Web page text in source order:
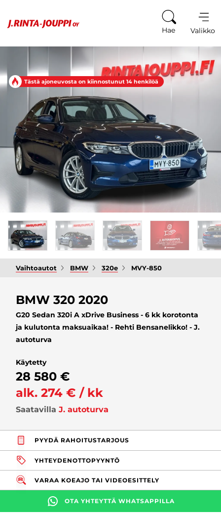
Hae Valikko
Tästä ajoneuvosta on kiinnostunut 14 henkilöä
Vaihtoautot BMW 320e MVY-850
BMW 320 2020
G20 Sedan 320i A xDrive Business - 6 kk korotonta
ja kulutonta maksuaikaa! - Rehti Bensanelikko! - J.
autoturva
Käytetty
28 580 €
alk. 274 € / kk
Saatavilla J. autoturva
PYYDÄ RAHOITUSTARJOUS
YHTEYDENOTTOPYYNTÖ
VARAA KOEAJO TAI VIDEOESITTELY
OTA YHTEYTTÄ WHATSAPPILLA